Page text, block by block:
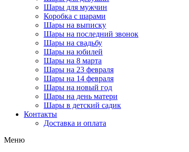
Шары для мужчин
Коробка с шарами
Шары на выписку
Шары на последний звонок
Шары на свадьбу
Шары на юбилей
Шары на 8 марта
Шары на 23 февраля
Шары на 14 февраля
Шары на новый год
Шары на день матери
Шары в детский садик
Контакты
Доставка и оплата
Меню